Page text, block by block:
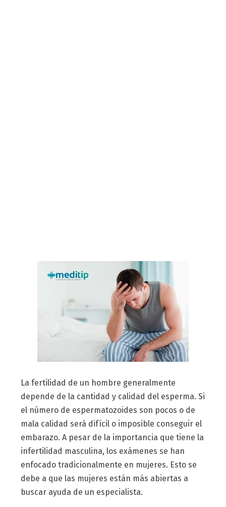
La fertilidad de un hombre generalmente
depende de la cantidad y calidad del esperma. Si
el número de espermatozoides son pocos o de
mala calidad será difícil o imposible conseguir el
embarazo. A pesar de la importancia que tiene la
infertilidad masculina, los exámenes se han
enfocado tradicionalmente en mujeres. Esto se
debe a que las mujeres están más abiertas a
buscar ayuda de un especialista.